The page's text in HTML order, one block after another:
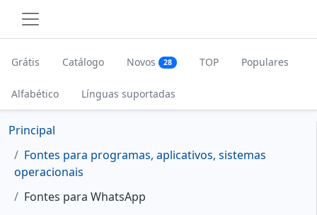
Grátis Catálogo Novos 28 TOP Populares
Alfabético Línguas suportadas
Principal
Fontes para programas, aplicativos, sistemas
operacionais
Fontes para WhatsApp